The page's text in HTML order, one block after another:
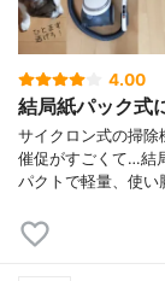
4.00
結局紙パック式
サイクロン式の掃除
催促がすごくて…結
パクトで軽量、使